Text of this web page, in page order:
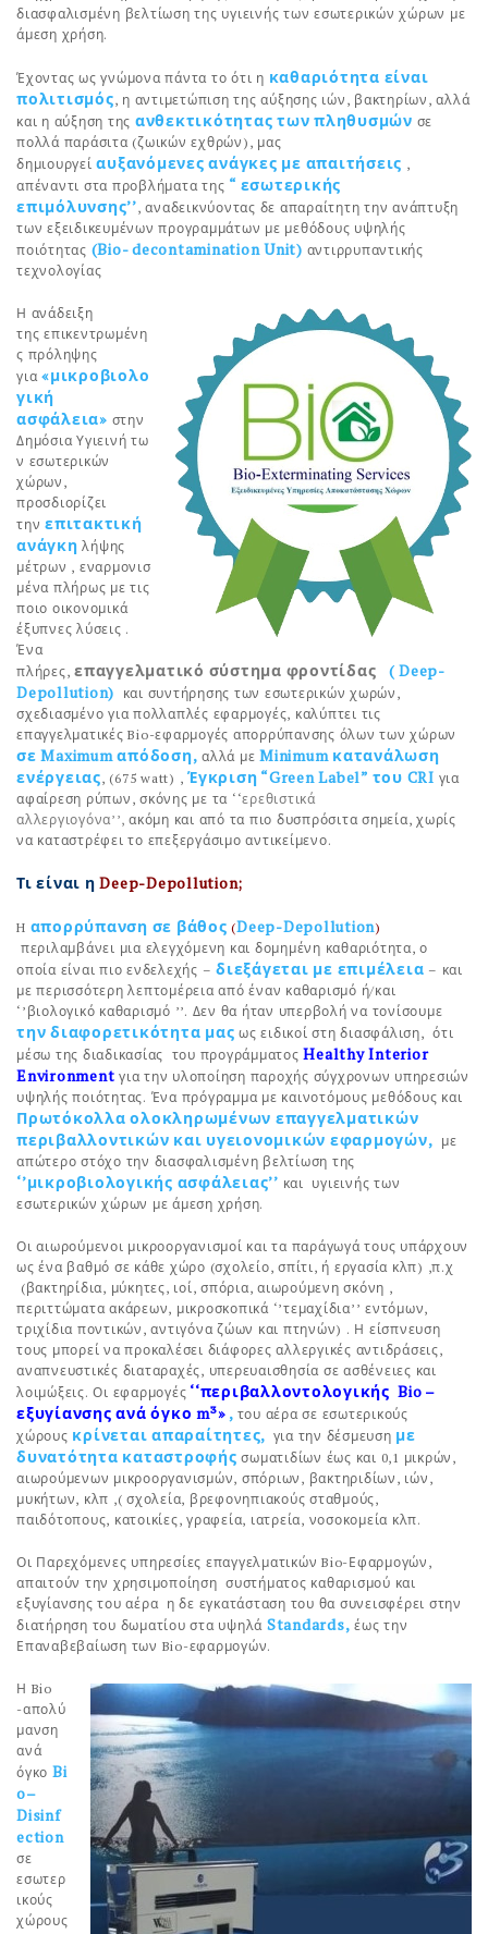
διασφαλισμένη βελτίωση της υγιεινής των εσωτερικών χώρων με
άμεση χρήση.
Έχοντας ως γνώμονα πάντα το ότι η καθαριότητα είναι
πολιτισμός, η αντιμετώπιση της αύξησης ιών, βακτηρίων, αλλά
και η αύξηση της ανθεκτικότητας των πληθυσμών σε
πολλά παράσιτα (ζωικών εχθρών), μας
δημιουργείαυξανόμενες ανάγκες με απαιτήσεις ,
απέναντι στα προβλήματα της “ εσωτερικής
επιμόλυνσης’’, αναδεικνύοντας δε απαραίτητη την ανάπτυξη
των εξειδικευμένων προγραμμάτων με μεθόδους υψηλής
ποιότητας (Bio- decontamination Unit) αντιρρυπαντικής
τεχνολογίας
Η ανάδειξη
της επικεντρωμένη
ς πρόληψης
για «μικροβιολο
γική
ασφάλεια» στην
Δημόσια Υγιεινή τω
ν εσωτερικών
χώρων,
προσδιορίζει
την επιτακτική
ανάγκη λήψης
μέτρων , εναρμονισ
μένα πλήρως με τις
ποιο οικονομικά
έξυπνες λύσεις .
Ένα
πλήρες, επαγγελματικό σύστημα φροντίδας ( Deep-
Depollution)
και συντήρησης των εσωτερικών χωρών,
σχεδιασμένο για πολλαπλές εφαρμογές, καλύπτει τις
επαγγελματικές Bio-εφαρμογές απορρύπανσης όλων των χώρων
σε Maximum απόδοση, αλλά με Minimum κατανάλωση
ενέργειας, (675 watt) , Έγκριση “Green Label” του CRI για
αφαίρεση ρύπων, σκόνης με τα ‘‘ερεθιστικά
αλλεργιογόνα’’, ακόμη και από τα πιο δυσπρόσιτα σημεία, χωρίς
να καταστρέφει το επεξεργάσιμο αντικείμενο.
Τι είναι η Deep-Depollution;
H απορρύπανση σε βάθος (Deep-Depollution)
περιλαμβάνει μια ελεγχόμενη και δομημένη καθαριότητα, ο
οποία είναι πιο ενδελεχής – διεξάγεται με επιμέλεια – και
με περισσότερη λεπτομέρεια από έναν καθαρισμό ή/και
‘’βιολογικό καθαρισμό ’’. Δεν θα ήταν υπερβολή να τονίσουμε
την διαφορετικότητα μας ως ειδικοί στη διασφάλιση, ότι
μέσω της διαδικασίας του προγράμματοςHealthy Interior
Environment για την υλοποίηση παροχής σύγχρονων υπηρεσιών
υψηλής ποιότητας. Ένα πρόγραμμα με καινοτόμους μεθόδους και
Πρωτόκολλα ολοκληρωμένων επαγγελματικών
περιβαλλοντικών και υγειονομικών εφαρμογών, με
απώτερο στόχο την διασφαλισμένη βελτίωση της
‘’μικροβιολογικής ασφάλειας’’ και υγιεινής των
εσωτερικών χώρων με άμεση χρήση.
Οι αιωρούμενοι μικροοργανισμοί και τα παράγωγά τους υπάρχουν
ως ένα βαθμό σε κάθε χώρο (σχολείο, σπίτι, ή εργασία κλπ) ,π.χ
(βακτηρίδια, μύκητες, ιοί, σπόρια, αιωρούμενη σκόνη ,
περιττώματα ακάρεων, μικροσκοπικά ‘’τεμαχίδια’’ εντόμων,
τριχίδια ποντικών, αντιγόνα ζώων και πτηνών) . Η είσπνευση
τους μπορεί να προκαλέσει διάφορες αλλεργικές αντιδράσεις,
αναπνευστικές διαταραχές, υπερευαισθησία σε ασθένειες και
λοιμώξεις. Οι εφαρμογές ‘‘περιβαλλοντολογικής Bio –
εξυγίανσης ανά όγκο m³» , του αέρα σε εσωτερικούς
χώρους κρίνεται απαραίτητες, για την δέσμευση με
δυνατότητα καταστροφής σωματιδίων έως και 0,1 μικρών,
αιωρούμενων μικροοργανισμών, σπόριων, βακτηριδίων, ιών,
μυκήτων, κλπ ,( σχολεία, βρεφονηπιακούς σταθμούς,
παιδότοπους, κατοικίες, γραφεία, ιατρεία, νοσοκομεία κλπ.
Οι Παρεχόμενες υπηρεσίες επαγγελματικών Bio-Εφαρμογών,
απαιτούν την χρησιμοποίηση συστήματος καθαρισμού και
εξυγίανσης του αέρα η δε εγκατάσταση του θα συνεισφέρει στην
διατήρηση του δωματίου στα υψηλά Standards, έως την
Επαναβεβαίωση των Bio-εφαρμογών.
Η Bio
-απολύ
μανση
ανά
όγκο Bi
o–
Disinf
ection
σε
εσωτερ
ικούς
χώρους